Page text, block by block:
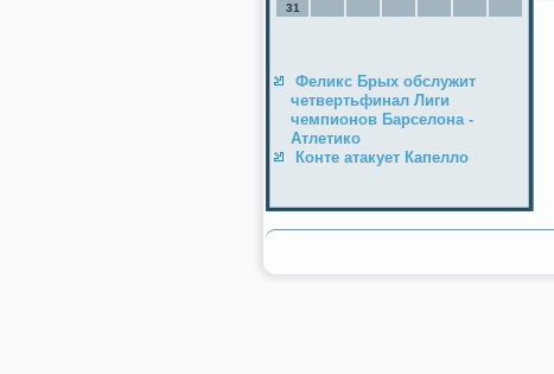
31
Феликс Брых обслужит
четвертьфинал Лиги
чемпионов Барселона -
Атлетико
Конте атакует Капелло